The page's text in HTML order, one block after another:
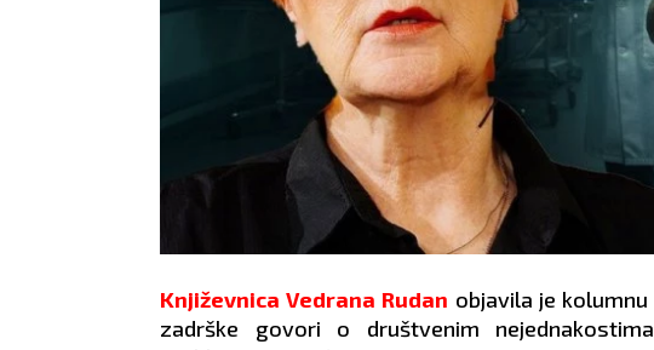
Književnica Vedrana Rudan objavila je
zadrške govori o društvenim